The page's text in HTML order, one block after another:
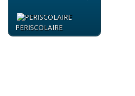
PERISCOLAIRE